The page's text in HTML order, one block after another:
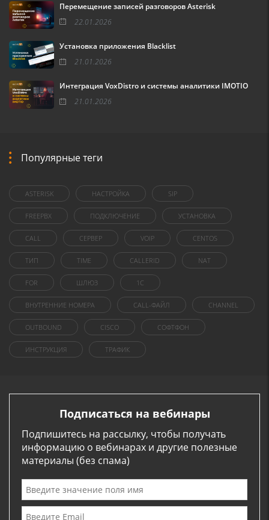
Перемещение записей разговоров Asterisk
22.01.2026
Установка приложения Blacklist
21.01.2026
Интеграция VoxDistro и системы аналитики IMOTIO
21.01.2026
Популярные теги
ASTERISK НАСТРОЙКА SIP
FREEPBX ПОДКЛЮЧЕНИЕ УСТАНОВКА
CALL СЕРВЕР VOIP CENTOS
ТИП TIME CALLERID NAT
FOR ШЛЮЗ 1C
ВНУТРЕННИЕ НОМЕРА CALL-ФАЙЛ CHANNEL
OUTBOUND CISCO СОФТФОН
ИНСТРУКЦИЯ ТРАФИК
Подписаться на вебинары
Подпишитесь на рассылку, чтобы получать
информацию о вебинарах и другие полезные
материалы (без спама)